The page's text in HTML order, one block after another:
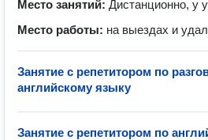
Место занятий: Дистанционно, у
Место работы: на выездах и
Занятие с репетитором по
английскому языку
Занятие с репетитором по